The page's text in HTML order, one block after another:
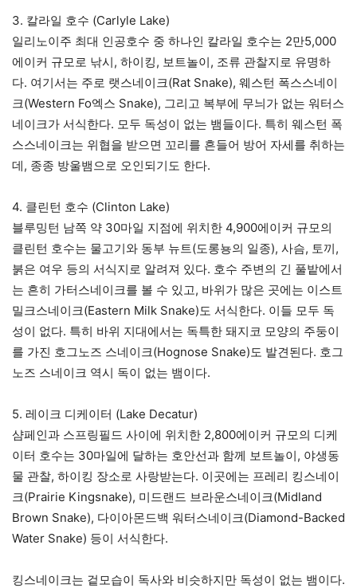
3. 칼라일 호수 (Carlyle Lake)
일리노이주 최대 인공호수 중 하나인 칼라일 호수는 2만5,000
에이커 규모로 낚시, 하이킹, 보트놀이, 조류 관찰지로 유명하
다. 여기서는 주로 랫스네이크(Rat Snake), 웨스턴 폭스스네이
크(Western Fo엑스 Snake), 그리고 복부에 무늬가 없는 워터스
네이크가 서식한다. 모두 독성이 없는 뱀들이다. 특히 웨스턴 폭
스스네이크는 위협을 받으면 꼬리를 흔들어 방어 자세를 취하는
데, 종종 방울뱀으로 오인되기도 한다.
4. 클린턴 호수 (Clinton Lake)
블루밍턴 남쪽 약 30마일 지점에 위치한 4,900에이커 규모의
클린턴 호수는 물고기와 동부 뉴트(도롱뇽의 일종), 사슴, 토끼,
붉은 여우 등의 서식지로 알려져 있다. 호수 주변의 긴 풀밭에서
는 흔히 가터스네이크를 볼 수 있고, 바위가 많은 곳에는 이스트
밀크스네이크(Eastern Milk Snake)도 서식한다. 이들 모두 독
성이 없다. 특히 바위 지대에서는 독특한 돼지코 모양의 주둥이
를 가진 호그노즈 스네이크(Hognose Snake)도 발견된다. 호그
노즈 스네이크 역시 독이 없는 뱀이다.
5. 레이크 디케이터 (Lake Decatur)
샴페인과 스프링필드 사이에 위치한 2,800에이커 규모의 디케
이터 호수는 30마일에 달하는 호안선과 함께 보트놀이, 야생동
물 관찰, 하이킹 장소로 사랑받는다. 이곳에는 프레리 킹스네이
크(Prairie Kingsnake), 미드랜드 브라운스네이크(Midland
Brown Snake), 다이아몬드백 워터스네이크(Diamond-Backed
Water Snake) 등이 서식한다.
킹스네이크는 겉모습이 독사와 비슷하지만 독성이 없는 뱀이다.